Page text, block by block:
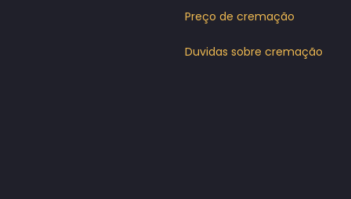
Preço de cremação
Duvidas sobre cremação